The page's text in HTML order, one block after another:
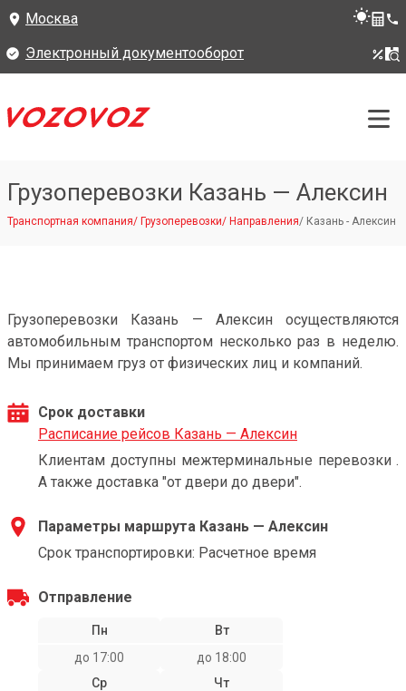
Москва
Электронный документооборот
Грузоперевозки Казань — Алексин
Транспортная компания/ Грузоперевозки/ Направления/ Казань - Алексин
Грузоперевозки Казань — Алексин осуществляются
автомобильным транспортом несколько раз в неделю.
Мы принимаем груз от физических лиц и компаний.
Срок доставки
Расписание рейсов Казань — Алексин
Клиентам доступны межтерминальные перевозки .
А также доставка "от двери до двери".
Параметры маршрута Казань — Алексин
Срок транспортировки: Расчетное время
Отправление
Пн
до 17:00
Вт
до 18:00
Ср
Чт